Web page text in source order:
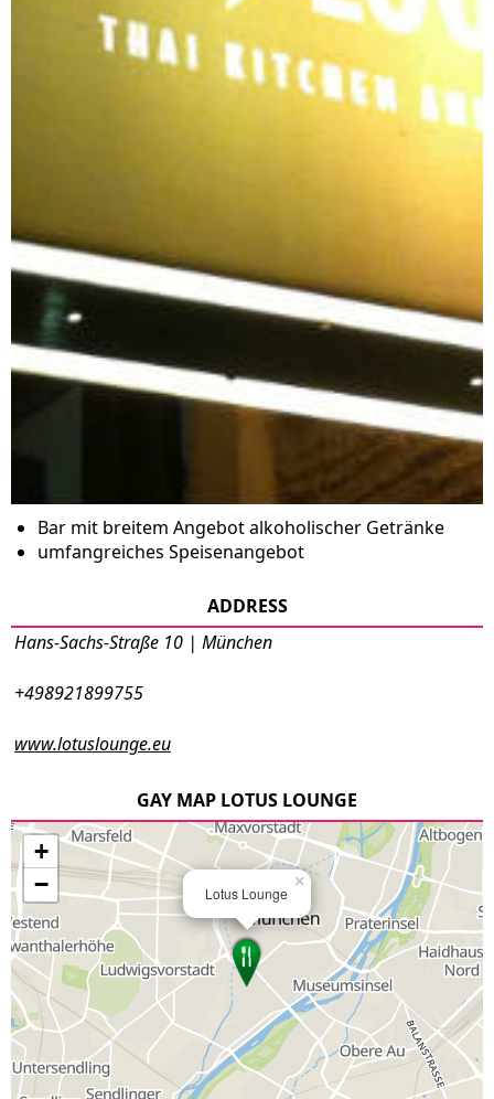
Bar mit breitem Angebot alkoholischer Getränke
umfangreiches Speisenangebot
ADDRESS
Hans-Sachs-Straße 10 | München
+498921899755
www.lotuslounge.eu
GAY MAP LOTUS LOUNGE
Lotus Lounge
×
+
−